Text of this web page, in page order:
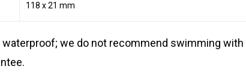
118 x 21 mm
we do not recommend swimming